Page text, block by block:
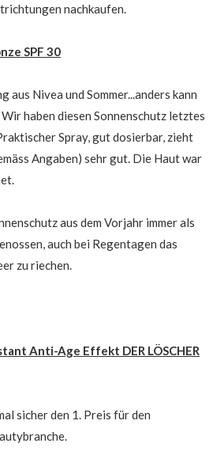
nachkaufen.
SPF 30
Nivea und Sommer...anders kann
haben diesen Sonnenschutz letztes
Spray, gut dosierbar, zieht
Angaben) sehr gut. Die Haut war
aus dem Vorjahr immer als
auch bei Regentagen das
zu riechen.
Anti-Age Effekt DER LÖSCHER
sicher den 1. Preis für den